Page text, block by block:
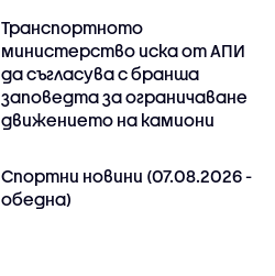
Транспортното
министерство иска от АПИ
да съгласува с бранша
заповедта за ограничаване
движението на камиони
Спортни новини (07.08.2026 -
обедна)